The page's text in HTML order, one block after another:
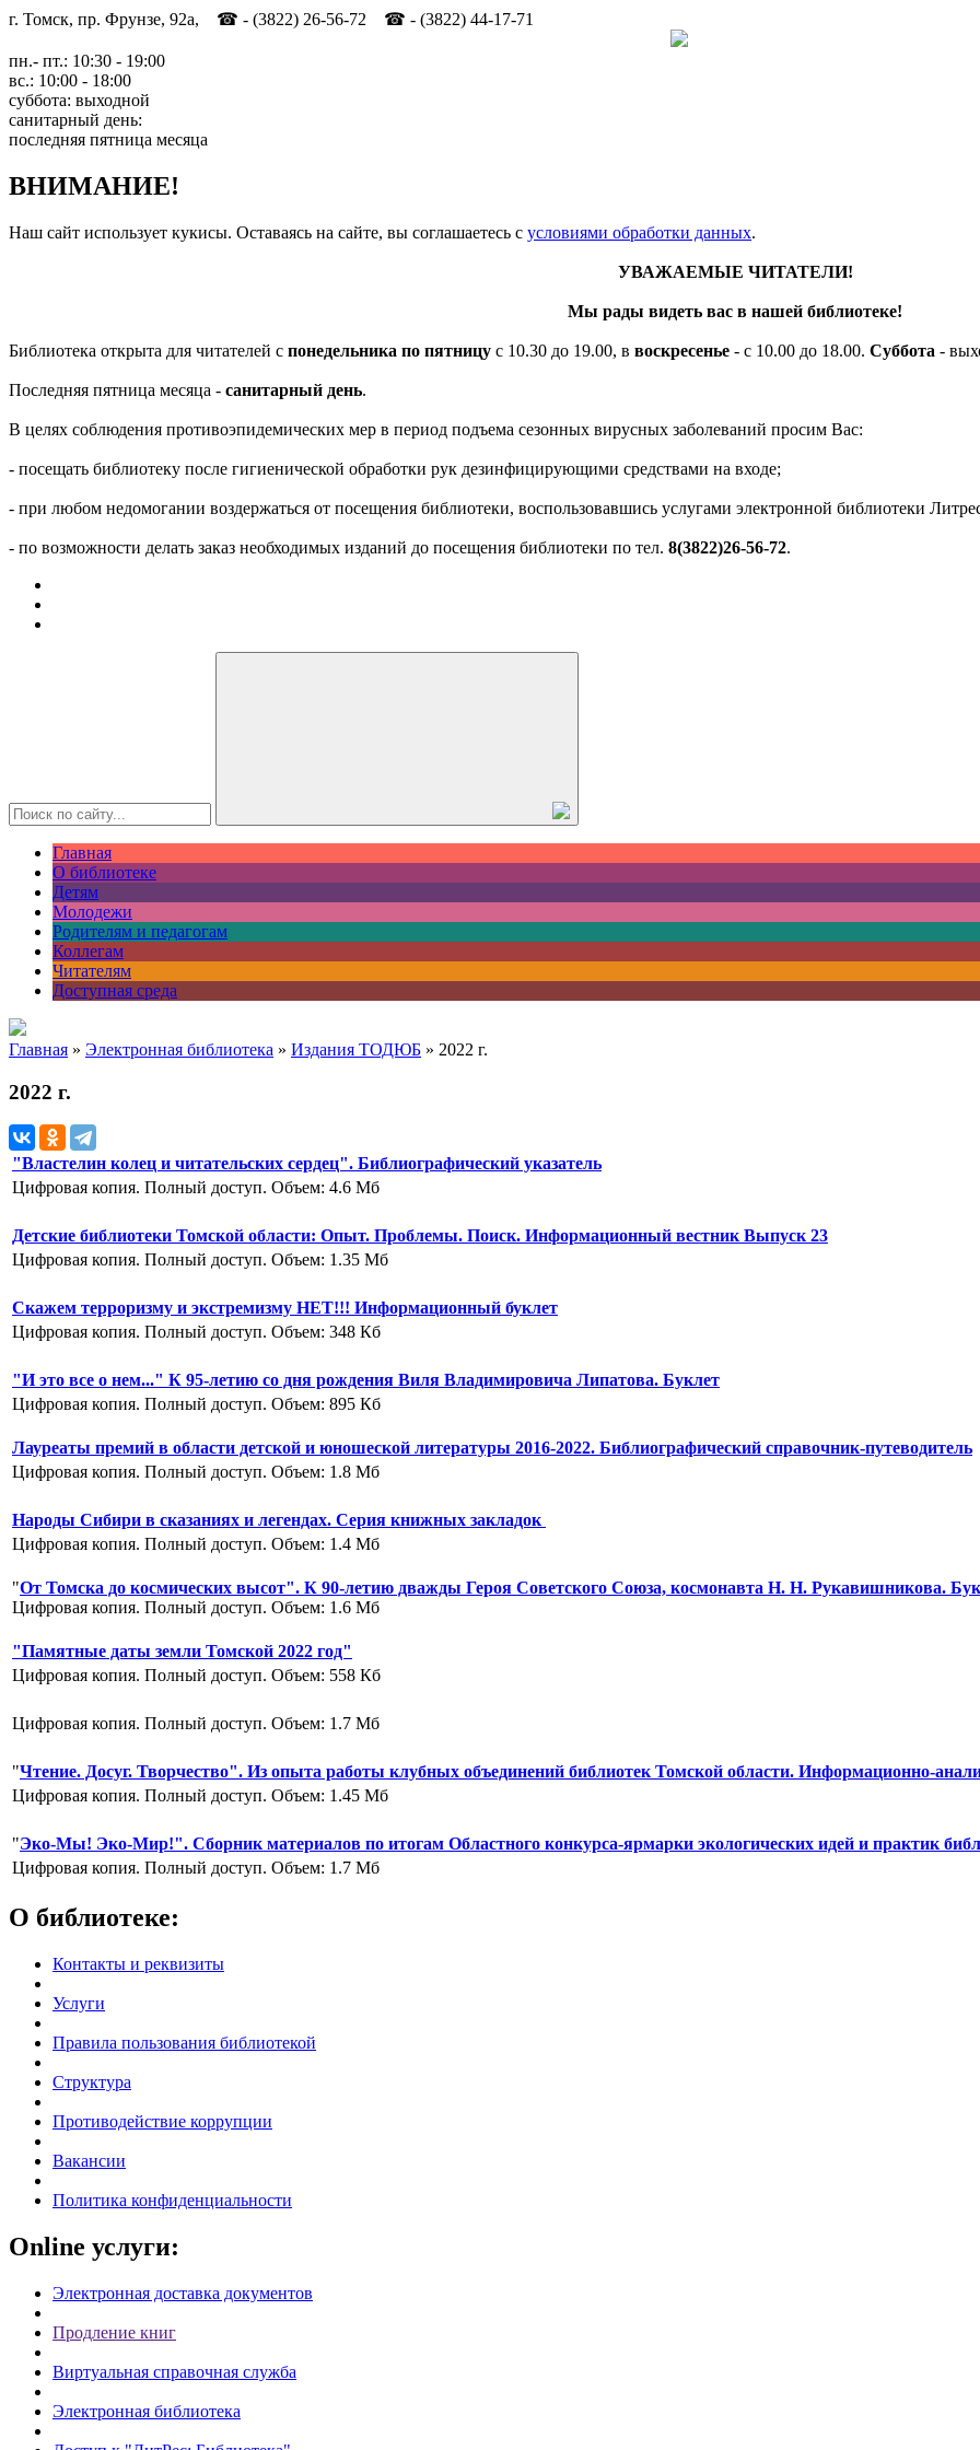
г. Томск, пр. Фрунзе, 92а, ☎ - (3822) 26-56-72 ☎ - (3822) 44-17-71
пн.- пт.: 10:30 - 19:00
вс.: 10:00 - 18:00
суббота: выходной
санитарный день:
последняя пятница месяца
ВНИМАНИЕ!
Наш сайт использует кукисы. Оставаясь на сайте, вы соглашаетесь c условиями обработки данных.
УВАЖАЕМЫЕ ЧИТАТЕЛИ!
Мы рады видеть вас в нашей библиотеке!
Библиотека открыта для читателей с понедельника по пятницу с 10.30 до 19.00, в воскресенье - с 10.00 до 18.00. Суббота -
Последняя пятница месяца - санитарный день.
В целях соблюдения противоэпидемических мер в период подъема сезонных вирусных заболеваний просим Вас:
- посещать библиотеку после гигиенической обработки рук дезинфицирующими средствами на входе;
- при любом недомогании воздержаться от посещения библиотеки, воспользовавшись услугами электронной библиотеки
- по возможности делать заказ необходимых изданий до посещения библиотеки по тел. 8(3822)26-56-72.
Главная
О библиотеке
Детям
Молодежи
Родителям и педагогам
Коллегам
Читателям
Доступная среда
Главная » Электронная библиотека » Издания ТОДЮБ » 2022 г.
2022 г.
"Властелин колец и читательских сердец". Библиографический указатель
Цифровая копия. Полный доступ. Объем: 4.6 Мб
Детские библиотеки Томской области: Опыт. Проблемы. Поиск. Информационный вестник Выпуск 23
Цифровая копия. Полный доступ. Объем: 1.35 Мб
Скажем терроризму и экстремизму НЕТ!!! Информационный буклет
Цифровая копия. Полный доступ. Объем: 348 Кб
"И это все о нем..." К 95-летию со дня рождения Виля Владимировича Липатова. Буклет
Цифровая копия. Полный доступ. Объем: 895 Кб
Лауреаты премий в области детской и юношеской литературы 2016-2022. Библиографический справочник-путеводитель
Цифровая копия. Полный доступ. Объем: 1.8 Мб
Народы Сибири в сказаниях и легендах. Серия книжных закладок
Цифровая копия. Полный доступ. Объем: 1.4 Мб
"От Томска до космических высот". К 90-летию дважды Героя Советского Союза, космонавта Н. Н. Рукавишникова.
Цифровая копия. Полный доступ. Объем: 1.6 Мб
"Памятные даты земли Томской 2022 год"
Цифровая копия. Полный доступ. Объем: 558 Кб
Цифровая копия. Полный доступ. Объем: 1.7 Мб
"Чтение. Досуг. Творчество". Из опыта работы клубных объединений библиотек Томской области. Информационно-
Цифровая копия. Полный доступ. Объем: 1.45 Мб
"Эко-Мы! Эко-Мир!". Сборник материалов по итогам Областного конкурса-ярмарки экологических идей и практик
Цифровая копия. Полный доступ. Объем: 1.7 Мб
О библиотеке:
Контакты и реквизиты
Услуги
Правила пользования библиотекой
Структура
Противодействие коррупции
Вакансии
Политика конфиденциальности
Online услуги:
Электронная доставка документов
Продление книг
Виртуальная справочная служба
Электронная библиотека